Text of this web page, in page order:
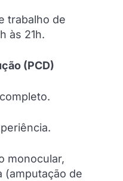
trabalho de
às 21h.
(PCD)
monocular,
(amputação de